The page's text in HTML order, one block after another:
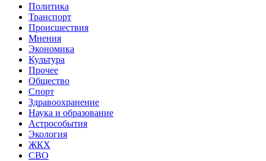
Политика
Транспорт
Происшествия
Мнения
Экономика
Культура
Прочее
Общество
Спорт
Здравоохранение
Наука и образование
Астрособытия
Экология
ЖКХ
СВО